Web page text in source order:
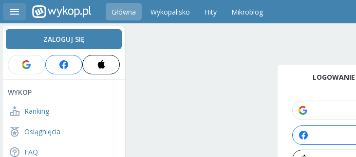
Główna Wykopalisko Hity Mikroblog
ZALOGUJ SIĘ
WYKOP
Ranking
Osiągnięcia
FAQ
LOGOWANIE